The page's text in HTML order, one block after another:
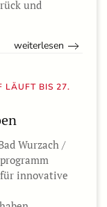
und
weiterlesen
LÄUFT BIS 27.
Wurzach /
innovative